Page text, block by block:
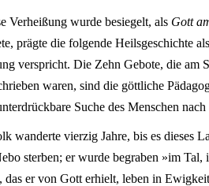
Verheißung wurde besiegelt, als Gott
prägte die folgende Heilsgeschichte als
verspricht. Die Zehn Gebote, die am
waren, sind die göttliche
Suche des Menschen
wanderte vierzig Jahre, bis es dieses
sterben; er wurde begraben »im
das er von Gott erhielt, leben in